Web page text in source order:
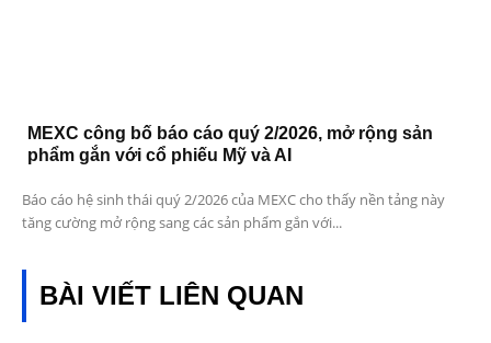
MEXC công bố báo cáo quý 2/2026, mở rộng sản
phẩm gắn với cổ phiếu Mỹ và AI
Báo cáo hệ sinh thái quý 2/2026 của MEXC cho thấy nền tảng này
tăng cường mở rộng sang các sản phẩm gắn với...
BÀI VIẾT LIÊN QUAN